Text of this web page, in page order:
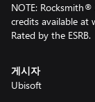
NOTE:
credits available at
Rated by the ESRB.
게시자
Ubisoft